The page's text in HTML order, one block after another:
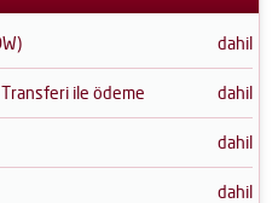
dahil
ile ödeme dahil
dahil
dahil